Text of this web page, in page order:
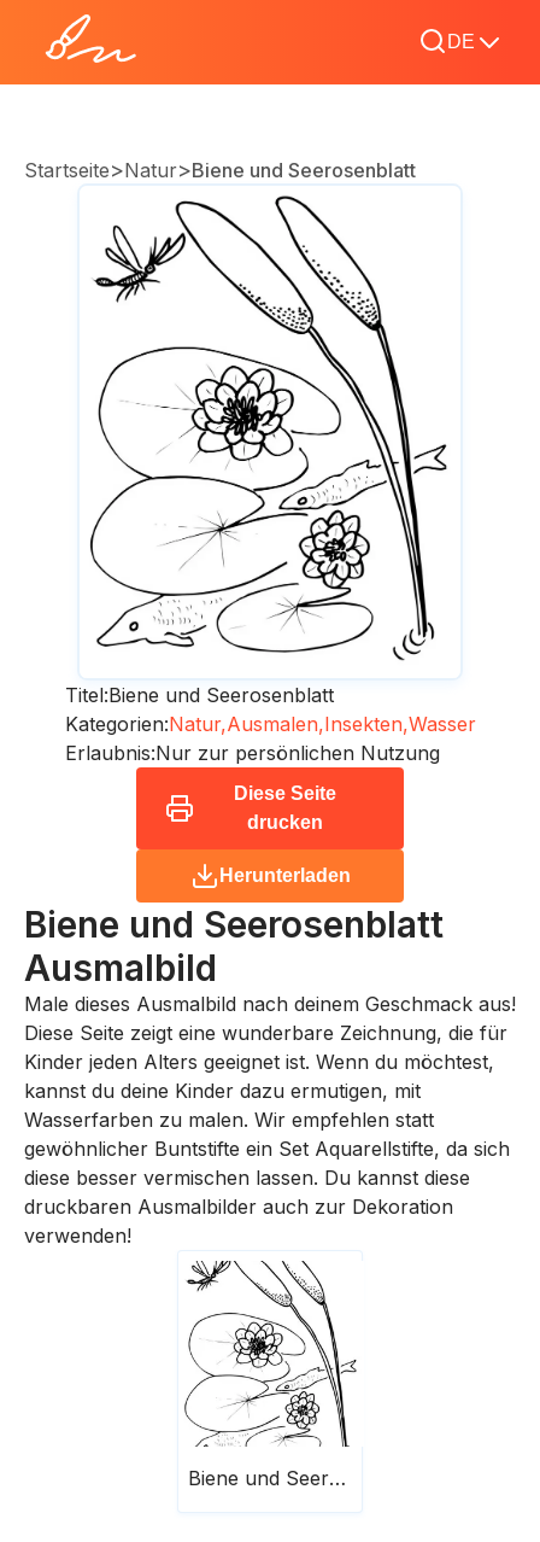
DE
Startseite>Natur>Biene und Seerosenblatt
Titel:Biene und Seerosenblatt
Kategorien:Natur,Ausmalen,Insekten,Wasser
Erlaubnis:Nur zur persönlichen Nutzung
Diese Seite
drucken
Herunterladen
Biene und Seerosenblatt
Ausmalbild
Male dieses Ausmalbild nach deinem Geschmack aus!
Diese Seite zeigt eine wunderbare Zeichnung, die für
Kinder jeden Alters geeignet ist. Wenn du möchtest,
kannst du deine Kinder dazu ermutigen, mit
Wasserfarben zu malen. Wir empfehlen statt
gewöhnlicher Buntstifte ein Set Aquarellstifte, da sich
diese besser vermischen lassen. Du kannst diese
druckbaren Ausmalbilder auch zur Dekoration
verwenden!
Biene und Seerosenblatt